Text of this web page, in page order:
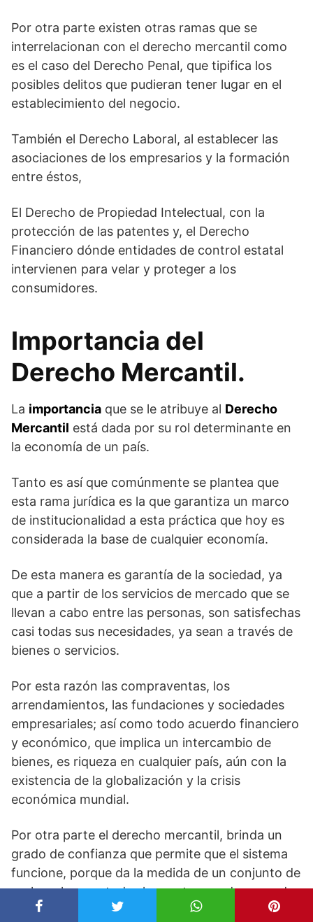
Por otra parte existen otras ramas que se
interrelacionan con el derecho mercantil como
es el caso del Derecho Penal, que tipifica los
posibles delitos que pudieran tener lugar en el
establecimiento del negocio.
También el Derecho Laboral, al establecer las
asociaciones de los empresarios y la formación
entre éstos,
El Derecho de Propiedad Intelectual, con la
protección de las patentes y, el Derecho
Financiero dónde entidades de control estatal
intervienen para velar y proteger a los
consumidores.
Importancia del
Derecho Mercantil.
La importancia que se le atribuye al Derecho
Mercantil está dada por su rol determinante en
la economía de un país.
Tanto es así que comúnmente se plantea que
esta rama jurídica es la que garantiza un marco
de institucionalidad a esta práctica que hoy es
considerada la base de cualquier economía.
De esta manera es garantía de la sociedad, ya
que a partir de los servicios de mercado que se
llevan a cabo entre las personas, son satisfechas
casi todas sus necesidades, ya sean a través de
bienes o servicios.
Por esta razón las compraventas, los
arrendamientos, las fundaciones y sociedades
empresariales; así como todo acuerdo financiero
y económico, que implica un intercambio de
bienes, es riqueza en cualquier país, aún con la
existencia de la globalización y la crisis
económica mundial.
Por otra parte el derecho mercantil, brinda un
grado de confianza que permite que el sistema
funcione, porque da la medida de un conjunto de
reglas a las que todas las partes pueden acceder.